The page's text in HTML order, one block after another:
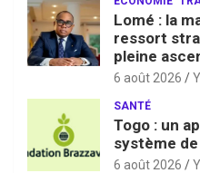
Lomé : la
ressort
pleine
6 août 2026
SANTÉ
Togo : un
système
6 août 2026